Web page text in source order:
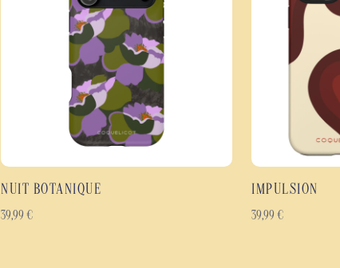
finesse du motif et la profondeur des contrastes. Disponible en
durable tout en conservant une coque fine, légère et agréable à
Les points forts de la coque Libre
Coque de protection antichoc à double couche : polycarbonate
Protection efficace contre les chocs, les rayures et l'usure
Design composé de lignes abstraites inspirées du geste
Impression haute définition sur toute la surface, bords inclus.
Coque fine, légère et ergonomique.
Matériaux résistants conçus pour durer.
NUIT BOTANIQUE
39,99 €
IMPULSION
39,99 €